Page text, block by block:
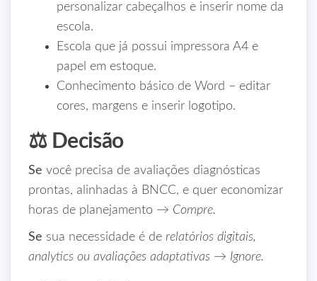
personalizar cabeçalhos e inserir nome da
escola.
Escola que já possui impressora A4 e
papel em estoque.
Conhecimento básico de Word – editar
cores, margens e inserir logotipo.
⚖️ Decisão
Se você precisa de avaliações diagnósticas
prontas, alinhadas à BNCC, e quer economizar
horas de planejamento → Compre.
Se sua necessidade é de relatórios digitais,
analytics ou avaliações adaptativas → Ignore.